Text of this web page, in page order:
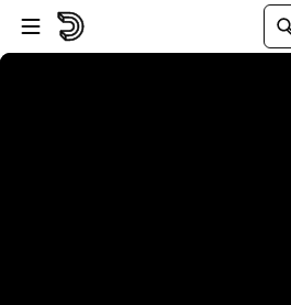
Skip to player
Skip to main content